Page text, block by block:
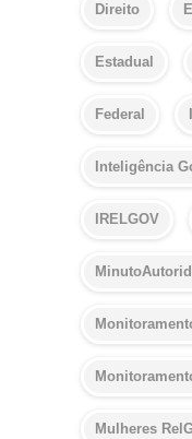
Direito
Estadual
Federal
Inteligência
IRELGOV
Mulheres